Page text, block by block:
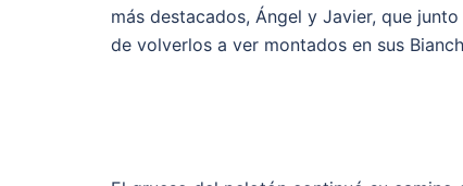
más destacados, Ángel y Javier, que
de volverlos a ver montados en sus